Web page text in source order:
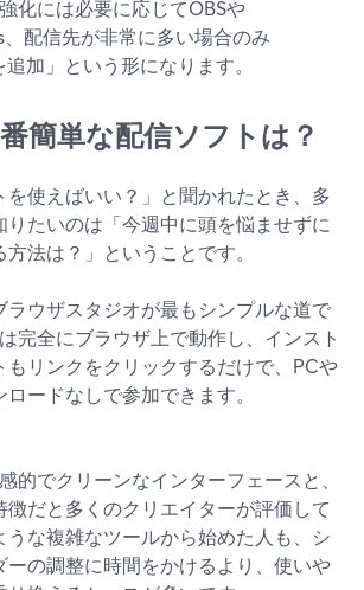
化には必要に応じてOBSや
配信先が非常に多い場合のみ
加」という形になります。
簡単な配信ソフトは？
を使えばいい？」と聞かれたとき、多
りたいのは「今週中に頭を悩ませずに
法は？」ということです。
ラウザスタジオが最もシンプルな道で
完全にブラウザ上で動作し、インスト
もリンクをクリックするだけで、PCや
ードなしで参加できます。
的でクリーンなインターフェースと、
だと多くのクリエイターが評価して
うな複雑なツールから始めた人も、シ
ーの調整に時間をかけるより、使いや